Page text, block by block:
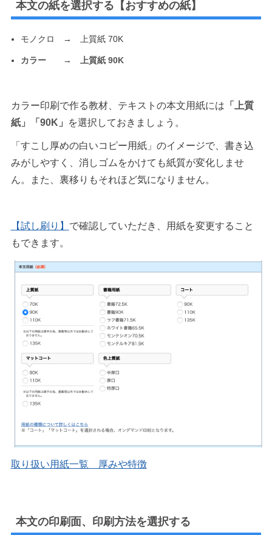
本文の紙を選択する【おすすめの紙】
モノクロ → 上質紙 70K
カラー→ 上質紙 90K
カラー印刷で作る教材、テキストの本文用紙には 「上質
紙」「90K」
を選択しておきましょう。
「すこし厚めの白いコピー用紙」のイメージで、書き込
みがしやすく、消しゴムをかけても紙質が変化しませ
ん。また、裏移りもそれほど気になりません。
【試し刷り】 で確認していただき、用紙を変更すること
もできます。
取り扱い用紙一覧 厚みや特徴
本文の印刷面、印刷方法を選択する